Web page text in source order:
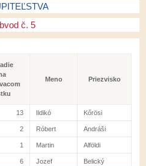
č. 5
Meno Priezvisko
13 Ildikó Kőrösi
2 Róbert Andráši
1 Martin Alföldi
6 Jozef Belický